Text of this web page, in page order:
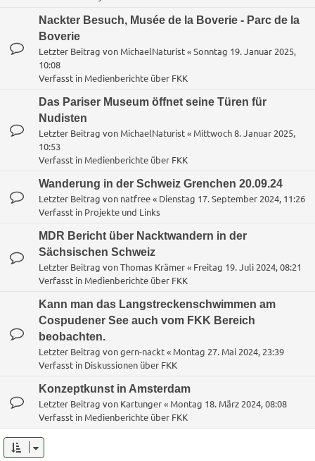
Nackter Besuch, Musée de la Boverie - Parc de la
Boverie
Letzter Beitrag von MichaelNaturist«Sonntag 19. Januar 2025,
10:08
Verfasst in Medienberichte über FKK
Das Pariser Museum öffnet seine Türen für
Nudisten
Letzter Beitrag von MichaelNaturist« Mittwoch 8. Januar 2025,
10:53
Verfasst in Medienberichte über FKK
Wanderung in der Schweiz Grenchen 20.09.24
Letzter Beitrag von natfree« Dienstag 17. September 2024, 11:26
Verfasst in Projekte und Links
MDR Bericht über Nacktwandern in der
Sächsischen Schweiz
Letzter Beitrag vonThomas Krämer« Freitag 19. Juli 2024, 08:21
Verfasst in Medienberichte über FKK
Kann man das Langstreckenschwimmen am
Cospudener See auch vom FKK Bereich
beobachten.
Letzter Beitrag vongern-nackt« Montag 27. Mai 2024, 23:39
Verfasst in Diskussionen über FKK
Konzeptkunst in Amsterdam
Letzter Beitrag von Kartunger« Montag 18. März 2024, 08:08
Verfasst in Medienberichte über FKK